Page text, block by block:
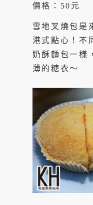
價格：50元
雪地叉燒包是
港式點心！不
奶酥麵包一樣
薄的糖衣～